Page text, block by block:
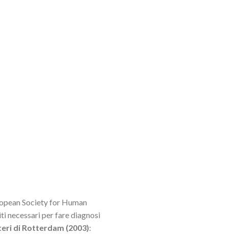
Society for Human
necessari per fare diagnosi
di Rotterdam (2003):